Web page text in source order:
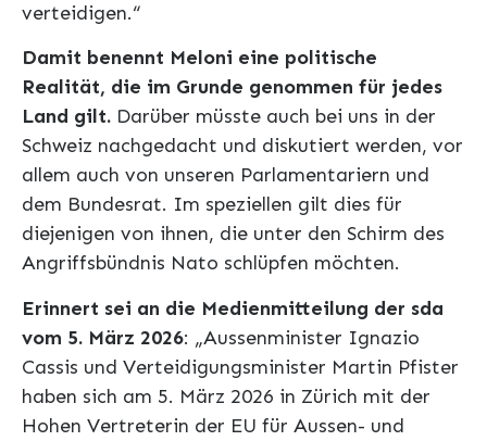
verteidigen.“
Damit benennt Meloni eine politische
Realität, die im Grunde genommen für jedes
Land gilt. Darüber müsste auch bei uns in der
Schweiz nachgedacht und diskutiert werden, vor
allem auch von unseren Parlamentariern und
dem Bundesrat. Im speziellen gilt dies für
diejenigen von ihnen, die unter den Schirm des
Angriffsbündnis Nato schlüpfen möchten.
Erinnert sei an die Medienmitteilung der sda
vom 5. März 2026: „Aussenminister Ignazio
Cassis und Verteidigungsminister Martin Pfister
haben sich am 5. März 2026 in Zürich mit der
Hohen Vertreterin der EU für Aussen- und